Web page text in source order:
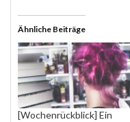
Ähnliche Beiträge
[Wochenrückblick] Ein